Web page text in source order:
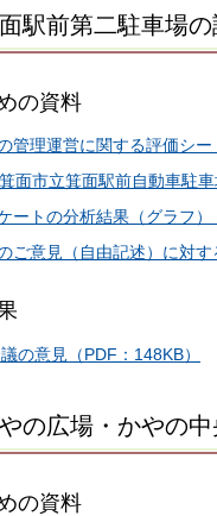
駅前第二駐車場の
の資料
管理運営に関する評価シー
面市立箕面駅前自動車駐
ートの分析結果（グラフ）
ご意見（自由記述）に対
の意見（PDF：148KB）
の広場・かやの
の資料